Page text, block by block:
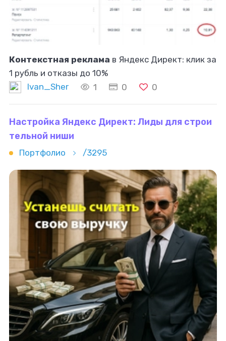
Контекстная реклама в Яндекс Директ: клик за
1 рубль и отказы до 10%
Ivan_Sher
1 0 0
Настройка Яндекс Директ: Лиды для строи
тельной ниши
Портфолио /3295